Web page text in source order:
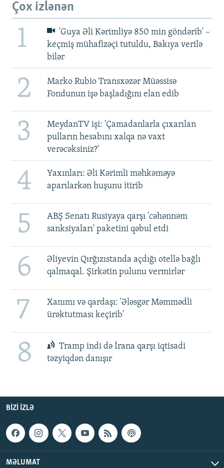
Çox izlənən
1
'Guya Əli Kərimliyə 850 min göndərib' –
keçmiş mühafizəçi tutuldu, Bakıya verilə
bilər
2
Marko Rubio Transxəzər Müəssisə
Fondunun işə başladığını elan edib
3
MeydanTV işi: 'Çamadanlarla çıxarılan
pulların hesabını xalqa nə vaxt
verəcəksiniz?'
4
Yaxınları: Əli Kərimli məhkəməyə
aparılarkən huşunu itirib
5
ABŞ Senatı Rusiyaya qarşı 'cəhənnəm
sanksiyaları' paketini qəbul etdi
6
Əliyevin Qırğızıstanda açdığı otellə bağlı
qalmaqal. Şirkətin pulunu vermirlər
7
Xanımı və qardaşı: 'Ələsgər Məmmədli
ürəktutması keçirib'
8
Tramp indi də İrana qarşı iqtisadi
təzyiqdən danışır
BIZI IZLƏ
MƏLUMAT